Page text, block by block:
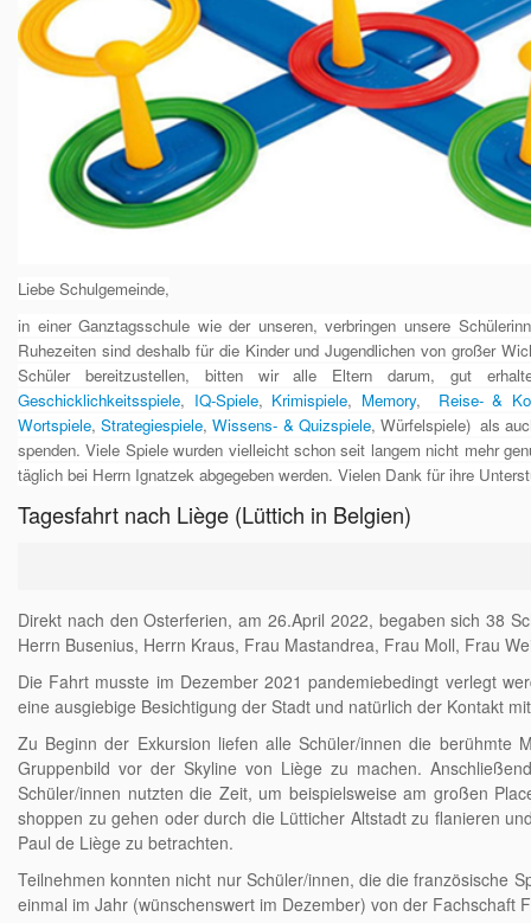
Liebe Schulgemeinde,
in einer Ganztagsschule wie der unseren, verbringen unsere
Ruhezeiten sind deshalb für die Kinder und Jugendlichen von großer
Schüler bereitzustellen, bitten wir alle Eltern darum, gut
Geschicklichkeitsspiele, IQ-Spiele, Krimispiele, Memory, Reise- &
Wortspiele,Strategiespiele,Wissens- & Quizspiele, Würfelspiele) als
spenden. Viele Spiele wurden vielleicht schon seit langem nicht mehr
täglich bei Herrn Ignatzek abgegeben werden. Vielen Dank für ihre
Tagesfahrt nach Liège (Lüttich in Belgien)
Direkt nach den Osterferien, am 26.April 2022, begaben sich 38
Herrn Busenius, Herrn Kraus, Frau Mastandrea, Frau Moll, Frau
Die Fahrt musste im Dezember 2021 pandemiebedingt verlegt
eine ausgiebige Besichtigung der Stadt und natürlich der Kontakt
Zu Beginn der Exkursion liefen alle Schüler/innen die
Gruppenbild vor der Skyline von Liège zu machen.
Schüler/innen nutzten die Zeit, um beispielsweise am großen
shoppen zu gehen oder durch die Lütticher Altstadt zu flanieren
Paul de Liège zu betrachten.
Teilnehmen konnten nicht nur Schüler/innen, die die französische
einmal im Jahr (wünschenswert im Dezember) von der Fachschaft